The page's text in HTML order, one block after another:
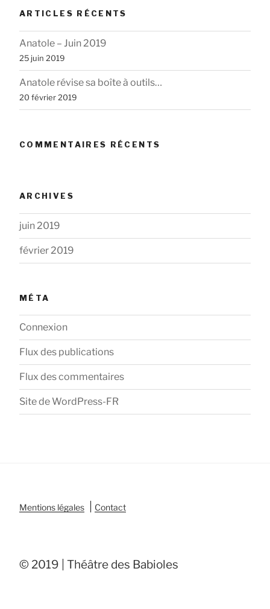
ARTICLES RÉCENTS
Anatole – Juin 2019
25 juin 2019
Anatole révise sa boîte à outils…
20 février 2019
COMMENTAIRES RÉCENTS
ARCHIVES
juin 2019
février 2019
MÉTA
Connexion
Flux des publications
Flux des commentaires
Site de WordPress-FR
Mentions légales Contact
© 2019 | Théâtre des Babioles